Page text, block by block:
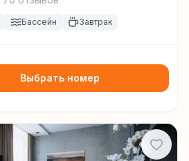
Бассейн Завтрак
Выбрать номер